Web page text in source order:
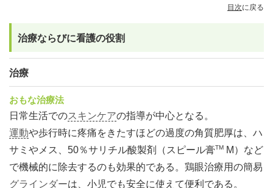
目次に戻る
治療ならびに看護の役割
治療
おもな治療法
日常生活でのスキンケアの指導が中心となる。
運動や歩行時に疼痛をきたすほどの過度の角質肥厚は、ハ
サミやメス、50％サリチル酸製剤（スピール膏TM M）など
で機械的に除去するのも効果的である。鶏眼治療用の簡易
グラインダーは、小児でも安全に使えて便利である。